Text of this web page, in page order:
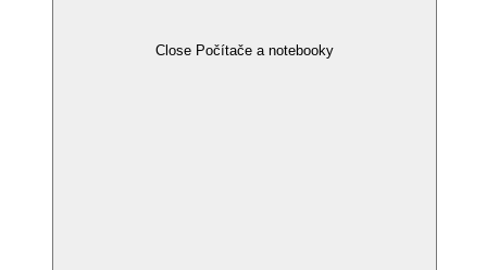
Close Počítače a notebooky